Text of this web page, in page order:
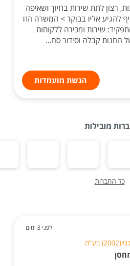
רצון לתת שירות בחיוך ושאיפה
להגיע אליו בבוקר > המשרה הזו
שירות ומכירה ללקוחות
החנות קבלה וסידור סח...
הגשת מועמדות
מובילות
כל החברות
לפני 3 ימים
בע"מ